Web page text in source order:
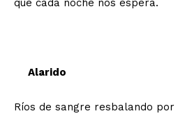
que cada noche nos espera.
Alarido
Ríos de sangre resbalando por